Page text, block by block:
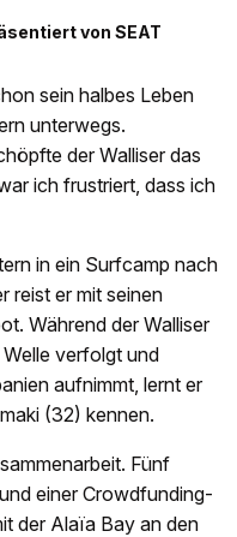
von SEAT
sein halbes Leben
unterwegs.
der Walliser das
ich frustriert, dass ich
in ein Surfcamp nach
reist er mit seinen
Während der Walliser
verfolgt und
aufnimmt, lernt er
(32) kennen.
Fünf
einer Crowdfunding-
der Alaïa Bay an den